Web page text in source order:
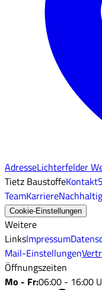
AdresseLichterfelder
Tietz BaustoffeKontakt
TeamKarriere
Cookie-Einstellungen
Weitere
LinksImpressum
Mail-Einstellungen
Öffnungszeiten
Mo - Fr:06:00 - 16:00